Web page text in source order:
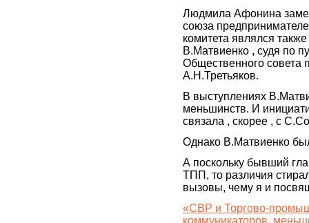
Людмила Афонина
союза
комитета являлся
В.Матвиенко , судя по
Общественного совета
А.Н.Третьяков.
В выступлениях
меньшинств. И
связала , скорее , с
Однако В.Матвиенко
А поскольку бывший
ТПП, то различия
вызовы, чему я и
«СВР и Торгово-
коммуникаторов,